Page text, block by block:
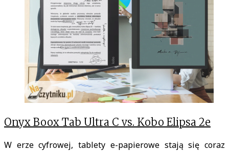
Onyx Boox Tab Ultra C vs. Kobo Elipsa 2e
W erze cyfrowej, tablety e-papierowe stają się coraz